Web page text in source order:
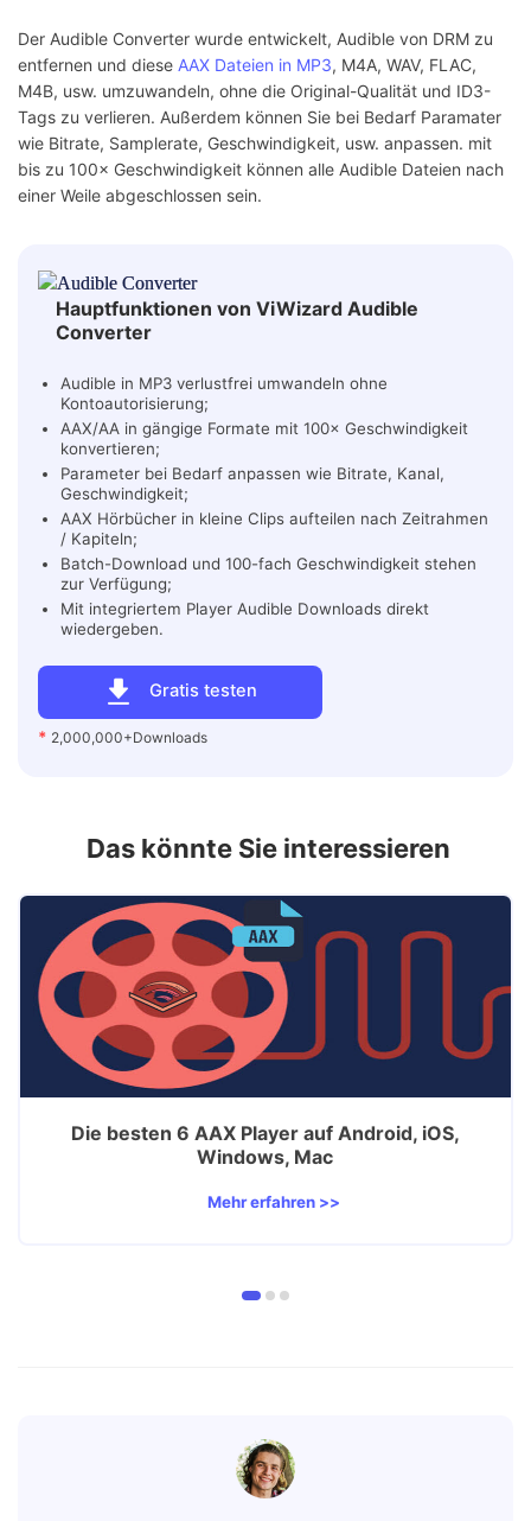
Der Audible Converter wurde entwickelt, Audible von DRM zu
entfernen und diese AAX Dateien in MP3, M4A, WAV, FLAC,
M4B, usw. umzuwandeln, ohne die Original-Qualität und ID3-
Tags zu verlieren. Außerdem können Sie bei Bedarf Paramater
wie Bitrate, Samplerate, Geschwindigkeit, usw. anpassen. mit
bis zu 100× Geschwindigkeit können alle Audible Dateien nach
einer Weile abgeschlossen sein.
Hauptfunktionen von ViWizard Audible
Converter
Gratis testen
* 2,000,000+Downloads
Audible in MP3 verlustfrei umwandeln ohne
Kontoautorisierung;
AAX/AA in gängige Formate mit 100× Geschwindigkeit
konvertieren;
Parameter bei Bedarf anpassen wie Bitrate, Kanal,
Geschwindigkeit;
AAX Hörbücher in kleine Clips aufteilen nach Zeitrahmen
/ Kapiteln;
Batch-Download und 100-fach Geschwindigkeit stehen
zur Verfügung;
Mit integriertem Player Audible Downloads direkt
wiedergeben.
Das könnte Sie interessieren
Die besten 6 AAX Player auf Android, iOS,
Windows, Mac
Mehr erfahren >>